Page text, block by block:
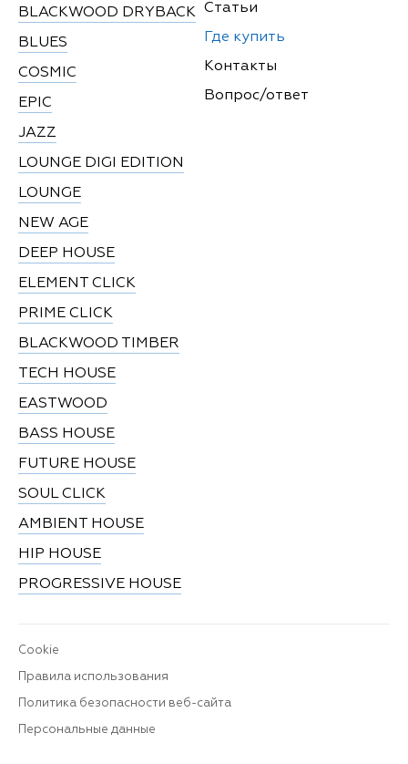
BLACKWOOD DRYBACK
BLUES
COSMIC
EPIC
JAZZ
LOUNGE DIGI EDITION
LOUNGE
NEW AGE
DEEP HOUSE
ELEMENT CLICK
PRIME CLICK
BLACKWOOD TIMBER
TECH HOUSE
EASTWOOD
BASS HOUSE
FUTURE HOUSE
SOUL CLICK
AMBIENT HOUSE
HIP HOUSE
PROGRESSIVE HOUSE
Статьи
Где купить
Контакты
Вопрос/ответ
Cookie
Правила использования
Политика безопасности веб-сайта
Персональные данные